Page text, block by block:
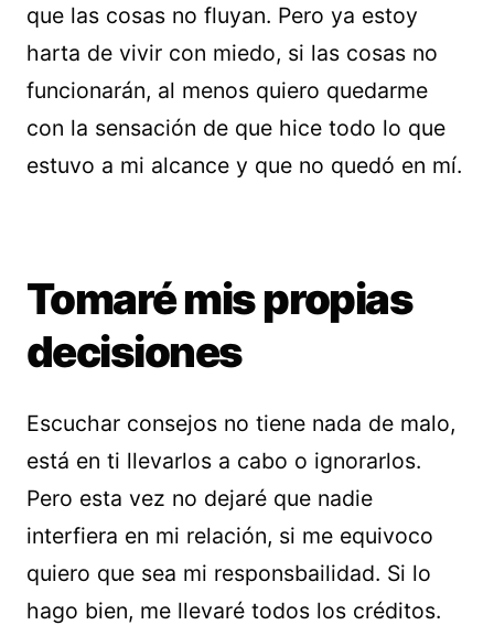
que las cosas no fluyan. Pero ya estoy
harta de vivir con miedo, si las cosas no
funcionarán, al menos quiero quedarme
con la sensación de que hice todo lo que
estuvo a mi alcance y que no quedó en mí.
Tomaré mis propias
decisiones
Escuchar consejos no tiene nada de malo,
está en ti llevarlos a cabo o ignorarlos.
Pero esta vez no dejaré que nadie
interfiera en mi relación, si me equivoco
quiero que sea mi responsbailidad. Si lo
hago bien, me llevaré todos los créditos.